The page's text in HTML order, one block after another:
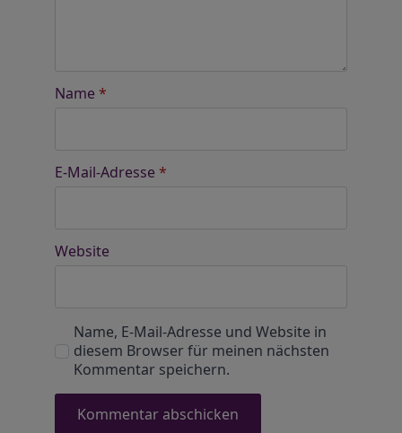
Name *
E-Mail-Adresse *
Website
Name, E-Mail-Adresse und Website in
diesem Browser für meinen nächsten
Kommentar speichern.